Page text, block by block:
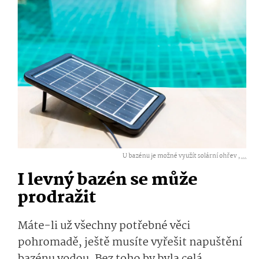
U bazénu je možné využít solární ohřev ,...
I levný bazén se může
prodražit
Máte-li už všechny potřebné věci
pohromadě, ještě musíte vyřešit napuštění